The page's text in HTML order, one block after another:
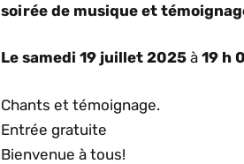
soirée de musique et
Le samedi 19 juillet 2025 à 19 h
Chants et témoignage.
Entrée gratuite
Bienvenue à tous!